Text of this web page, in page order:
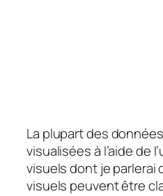
La plupart des
visualisées à l’aide de
visuels dont je parlerai
visuels peuvent être